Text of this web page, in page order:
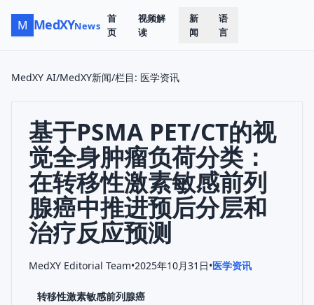
M MedXYNews
首
页
视频解
读
新
闻
语
言
MedXY AI/MedXY新闻/栏目: 医学资讯
基于PSMA PET/CT的视
觉全身肿瘤负荷分类：
在转移性激素敏感前列
腺癌中推进预后分层和
治疗反应预测
MedXY Editorial Team•2025年10月31日•医学资讯
转移性激素敏感前列腺癌